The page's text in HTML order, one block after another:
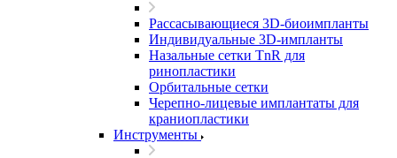
Рассасывающиеся 3D-биоимпланты
Индивидуальные 3D-импланты
Назальные сетки TnR для
ринопластики
Орбитальные сетки
Черепно-лицевые имплантаты для
краниопластики
Инструменты